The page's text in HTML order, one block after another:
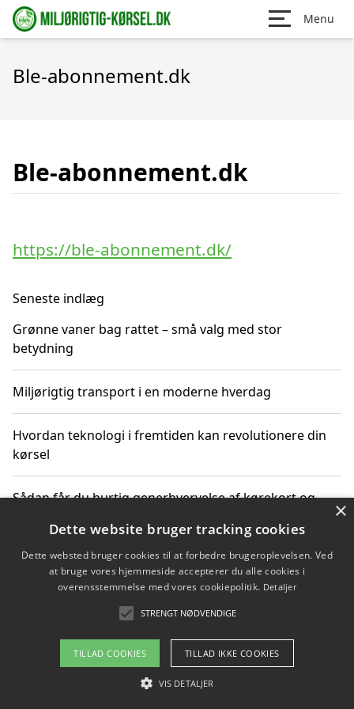
Menu
Ble-abonnement.dk
Ble-abonnement.dk
https://ble-abonnement.dk/
Seneste indlæg
Grønne vaner bag rattet – små valg med stor
betydning
Miljørigtig transport i en moderne hverdag
Hvordan teknologi i fremtiden kan revolutionere din
kørsel
Sådan får du hurtig generhvervelse af kørekort og
Sådan lærer du miljørigtig kørsel hos en køreskole i
Gentofte
Copyright 2026 - Pilanto Aps
Om / kontakt
×
Dette website bruger tracking cookies
Dette websted bruger cookies til at forbedre brugeroplevelsen. Ved
at bruge vores hjemmeside accepterer du alle cookies i
overensstemmelse med vores cookiepolitik. Detaljer
STRENGT NØDVENDIGE
TILLAD COOKIES TILLAD IKKE COOKIES
VIS DETALJER